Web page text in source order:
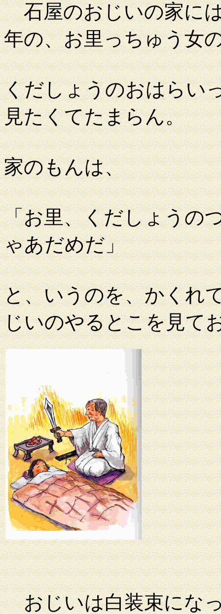
石屋のおじいの家に
年の、お里っちゅう女
くだしょうのおはらい
見たくてたまらん。
家のもんは、
「お里、くだしょうの
ゃあだめだ」
と、いうのを、かくれ
じいのやるとこを見て
おじいは白装束にな